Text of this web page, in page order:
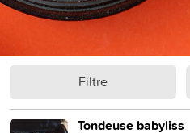
Filtre
Tondeuse babyliss